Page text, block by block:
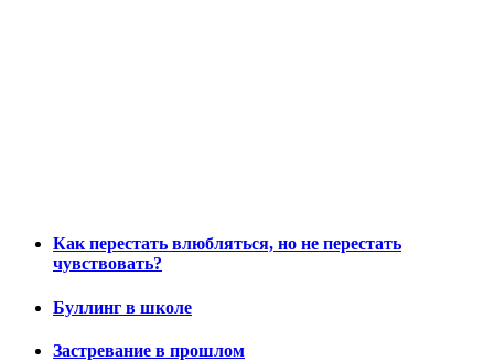
Как перестать влюбляться, но не перестать
чувствовать?
Буллинг в школе
Застревание в прошлом